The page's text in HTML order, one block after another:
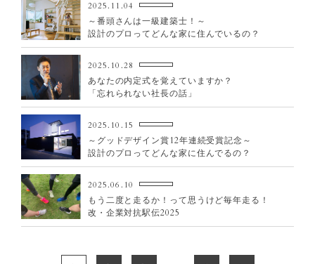
2025.11.04
～番頭さんは一級建築士！～
設計のプロってどんな家に住んでいるの？
2025.10.28
あなたの内定式を覚えていますか？
「忘れられない社長の話」
2025.10.15
～グッドデザイン賞12年連続受賞記念～
設計のプロってどんな家に住んでるの？
2025.06.10
もう二度と走るか！って思うけど毎年走る！
改・企業対抗駅伝2025